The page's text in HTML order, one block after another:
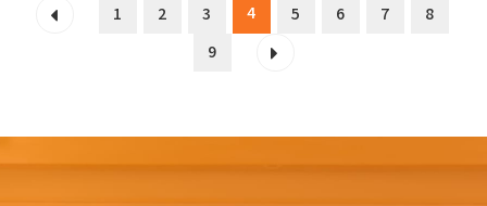
1 2 3 4 5 6 7
8
9